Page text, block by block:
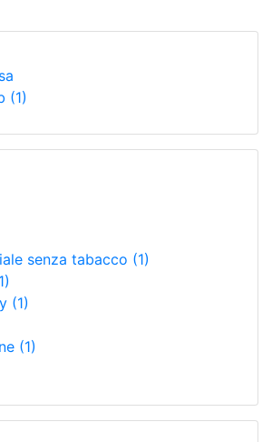
(1)
senza tabacco (1)
(1)
(1)